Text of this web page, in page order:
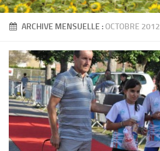
ARCHIVE MENSUELLE :OCTOBRE 2012